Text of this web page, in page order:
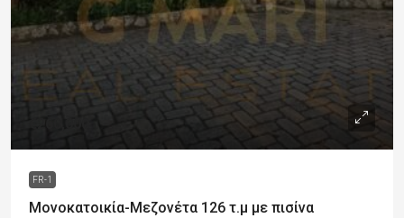
FR-1
Μονοκατοικία-Μεζονέτα 126 τ.μ με πισίνα